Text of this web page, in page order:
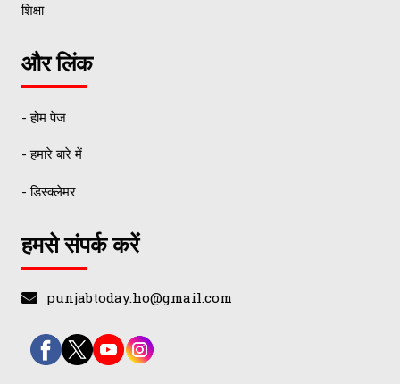
शिक्षा
और लिंक
- होम पेज
- हमारे बारे में
- डिस्क्लेमर
हमसे संपर्क करें
punjabtoday.ho@gmail.com